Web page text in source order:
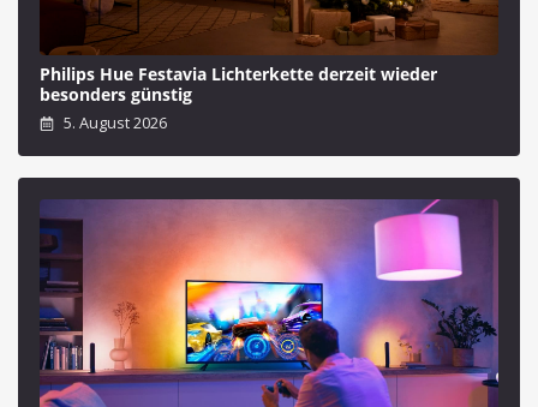
Philips Hue Festavia Lichterkette derzeit wieder
besonders günstig
5. August 2026